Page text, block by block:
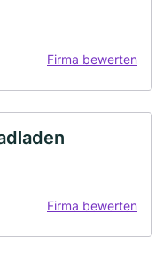
Firma bewerten
Firma bewerten